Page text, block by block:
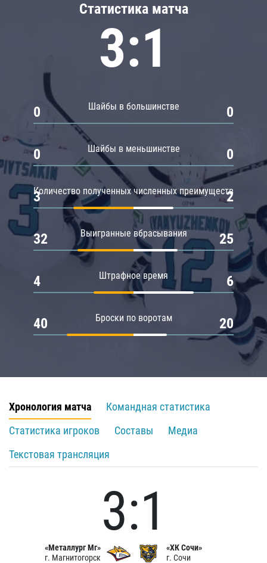
Статистика матча
3:1
Шайбы в большинстве
0 0
Шайбы в меньшинстве
0 0
Количество полученных численных преимуществ
3 2
Выигранные вбрасывания
32 25
Штрафное время
4 6
Броски по воротам
40 20
Хронология матча
Командная статистика
Статистика игроков
Составы
Медиа
Текстовая трансляция
«Металлург Мг»
г. Магнитогорск
3:1
«ХК Сочи»
г. Сочи